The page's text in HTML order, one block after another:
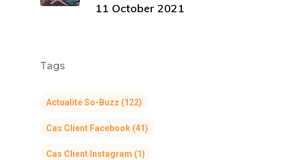
11 October 2021
Tags
Actualité So-Buzz (122)
Cas Client Facebook(41)
Cas Client Instagram (1)